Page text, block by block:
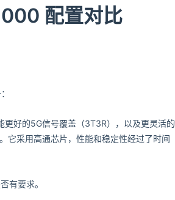
配置对比
好的5G信号覆盖（3T3R），以及更灵活的
它采用高通芯片，性能和稳定性经过了时间
有要求。